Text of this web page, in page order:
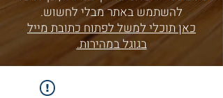
להשתמש באתר מבלי לחשוש.
כאן תוכלי למשל לפתוח כתובת מייל
בגוגל במהירות.